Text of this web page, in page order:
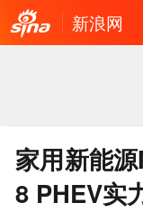
新浪网
家用新能
8 PHEV实